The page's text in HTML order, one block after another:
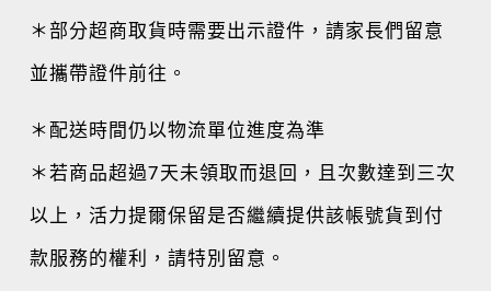
＊部分超商取貨時需要出示證件，請家長們留意
並攜帶證件前往。
＊配送時間仍以物流單位進度為準
＊若商品超過7天未領取而退回，且次數達到三次
以上，活力提爾保留是否繼續提供該帳號貨到付
款服務的權利，請特別留意。